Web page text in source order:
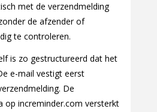
met de verzendmelding
de afzender of
te controleren.
is zo gestructureerd dat het
e-mail vestigt eerst
De
op increminder.com versterkt